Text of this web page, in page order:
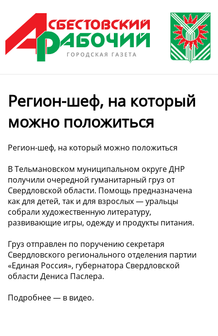
Регион-шеф, на который
можно положиться
Регион-шеф, на который можно положиться
В Тельмановском муниципальном округе ДНР
получили очередной гуманитарный груз от
Свердловской области. Помощь предназначена
как для детей, так и для взрослых — уральцы
собрали художественную литературу,
развивающие игры, одежду и продукты питания.
Груз отправлен по поручению секретаря
Свердловского регионального отделения партии
«Единая Россия», губернатора Свердловской
области Дениса Паслера.
Подробнее — в видео.